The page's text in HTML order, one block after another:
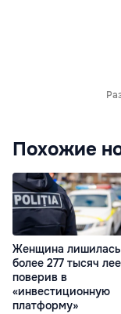
Похожие
Женщина лишилась
более 277 тысяч
поверив в
«инвестиционную
платформу»